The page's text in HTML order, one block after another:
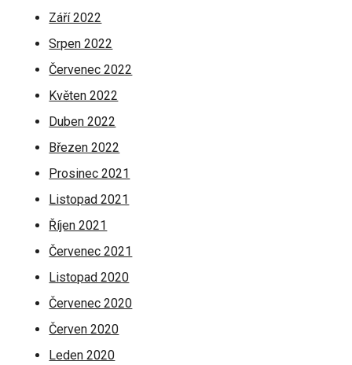
Září 2022
Srpen 2022
Červenec 2022
Květen 2022
Duben 2022
Březen 2022
Prosinec 2021
Listopad 2021
Říjen 2021
Červenec 2021
Listopad 2020
Červenec 2020
Červen 2020
Leden 2020